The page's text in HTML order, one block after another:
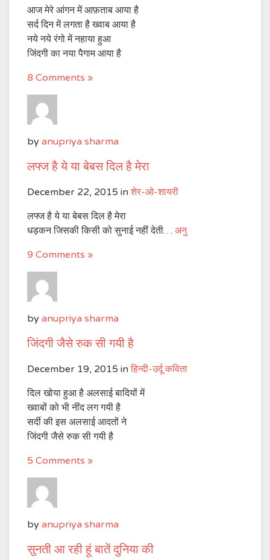
आज मेरे आंगन में आफ़ताब आया है
सर्द दिन में लगता है ख्वाब आया है
नये नये रंगो में नहाया हुआ
जिंदगी का नया पैगाम आया है
8 Comments »
by anupriya sharma
लफ्ज है ये या बेबस दिल है मेरा
December 22, 2015 in शेर-ओ-शायरी
लफ्ज है ये या बेबस दिल है मेरा
धड़कन जिसकी किसी को सुनाई नहीं देती… अनु
9 Comments »
by anupriya sharma
जिंदगी जैसे रुक सी गयी है
December 19, 2015 in हिन्दी-उर्दू कविता
दिल खोया हुआ है अलसाई बादियों में
ख्वाबों को भी नींद लग गयी है
सर्दी की इस अलसाई आदतों ने
जिंदगी जैसे रुक सी गयी है
5 Comments »
by anupriya sharma
सुनती आ रही हूं बातें दुनिया की